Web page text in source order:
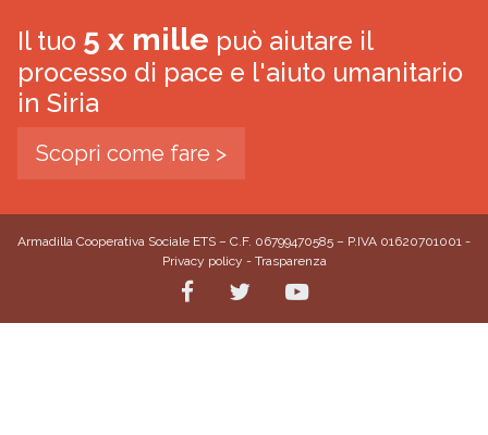
Il tuo 5 x mille può aiutare il
processo di pace e l'aiuto umanitario
in Siria
Scopri come fare >
Armadilla Cooperativa Sociale ETS – C.F. 06799470585 – P.IVA 01620701001 -
Privacy policy - Trasparenza